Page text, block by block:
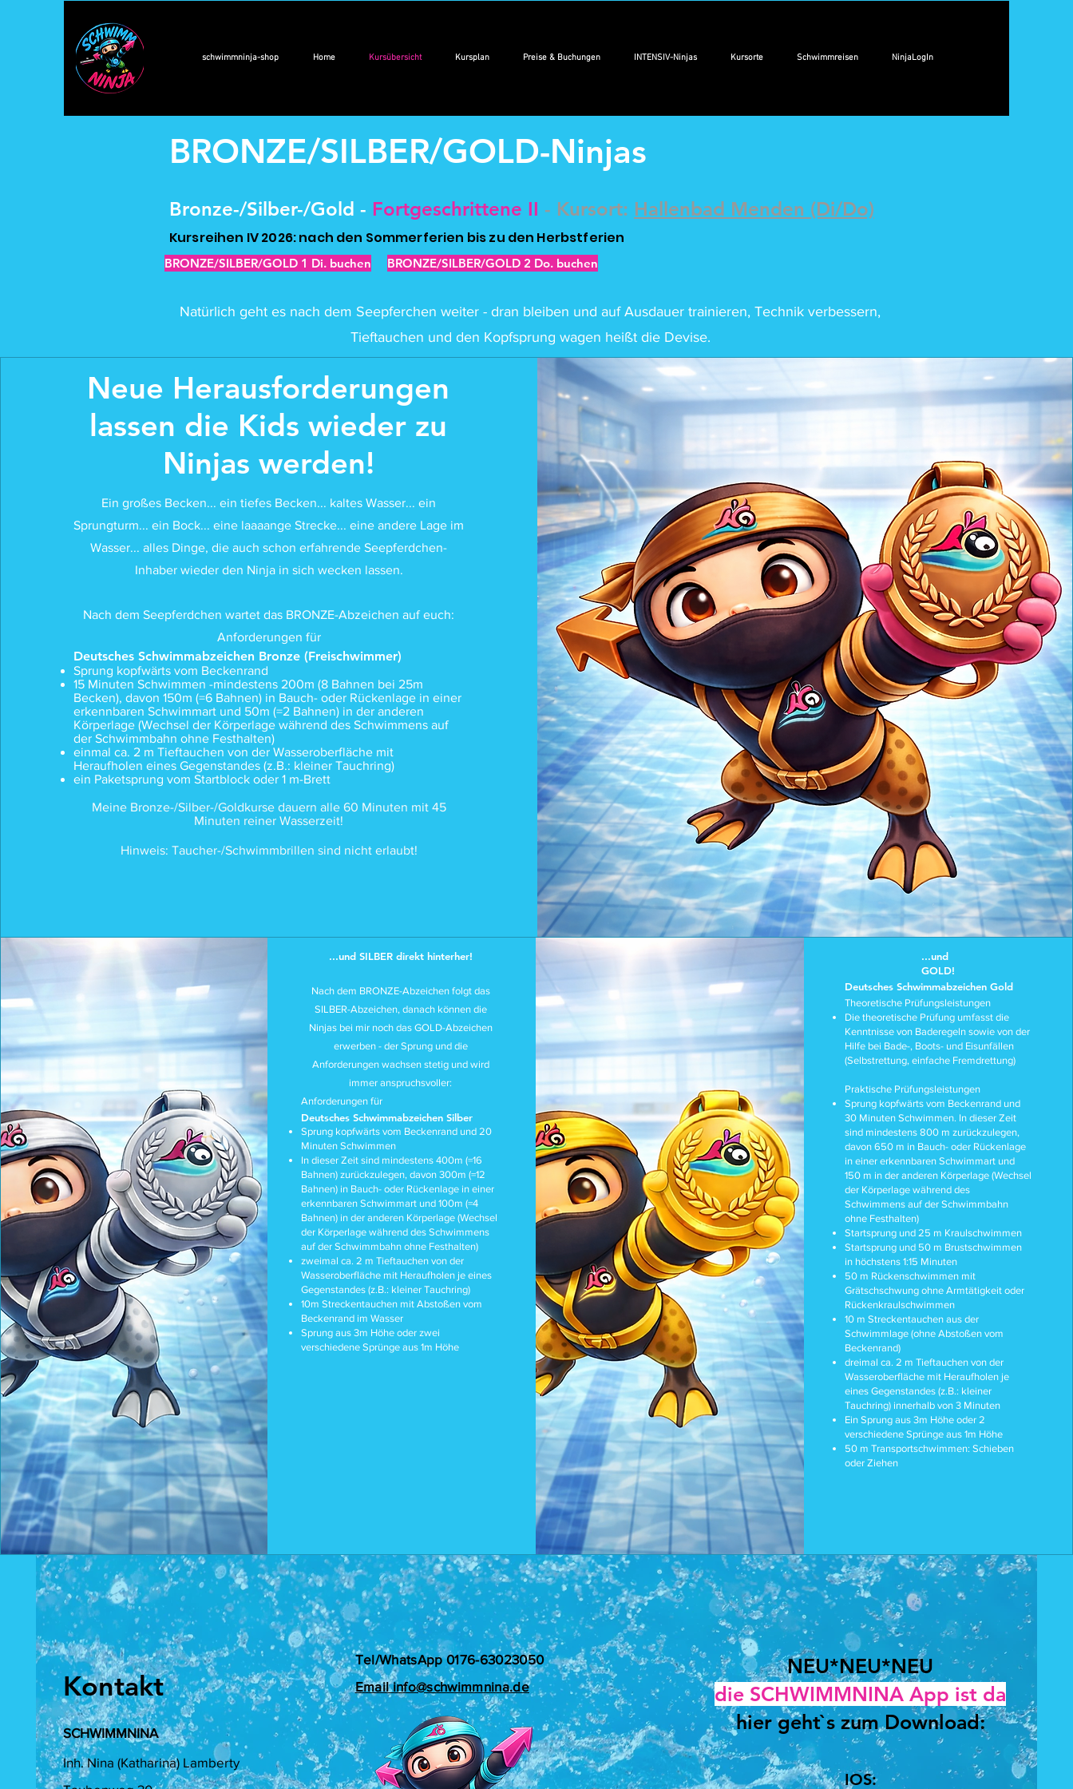
schwimmninja-shop Home Kursübersicht Kursplan Preise & Buchungen INTENSIV-Ninjas Kursorte Schwimmreisen NinjaLogIn
BRONZE/SILBER/GOLD-Ninjas
Bronze-/Silber-/Gold - Fortgeschrittene II - Kursort: Hallenbad Menden (Di/Do)
Kursreihen IV 2026: nach den Sommerferien bis zu den Herbstferien
BRONZE/SILBER/GOLD 1 Di. buchen BRONZE/SILBER/GOLD 2 Do. buchen
Natürlich geht es nach dem Seepferchen weiter - dran bleiben und auf Ausdauer trainieren, Technik verbessern,
Tieftauchen und den Kopfsprung wagen heißt die Devise.
Neue Herausforderungen
lassen die Kids wieder zu
Ninjas werden!
Ein großes Becken... ein tiefes Becken... kaltes Wasser... ein
Sprungturm... ein Bock... eine laaaange Strecke... eine andere Lage im
Wasser... alles Dinge, die auch schon erfahrende Seepferdchen-
Inhaber wieder den Ninja in sich wecken lassen.
Nach dem Seepferdchen wartet das BRONZE-Abzeichen auf euch:
Anforderungen für
Deutsches Schwimmabzeichen Bronze (Freischwimmer)
Sprung kopfwärts vom Beckenrand
15 Minuten Schwimmen -mindestens 200m (8 Bahnen bei 25m
Becken), davon 150m (=6 Bahnen) in Bauch- oder Rückenlage in einer
erkennbaren Schwimmart und 50m (=2 Bahnen) in der anderen
Körperlage (Wechsel der Körperlage während des Schwimmens auf
der Schwimmbahn ohne Festhalten)
einmal ca. 2 m Tieftauchen von der Wasseroberfläche mit
Heraufholen eines Gegenstandes (z.B.: kleiner Tauchring)
ein Paketsprung vom Startblock oder 1 m-Brett
Meine Bronze-/Silber-/Goldkurse dauern alle 60 Minuten mit 45
Minuten reiner Wasserzeit!
Hinweis: Taucher-/Schwimmbrillen sind nicht erlaubt!
...und SILBER direkt hinterher!
Nach dem BRONZE-Abzeichen folgt das
SILBER-Abzeichen, danach können die
Ninjas bei mir noch das GOLD-Abzeichen
erwerben - der Sprung und die
Anforderungen wachsen stetig und wird
immer anspruchsvoller:
Anforderungen für
Deutsches Schwimmabzeichen Silber
Sprung kopfwärts vom Beckenrand und 20
Minuten Schwimmen
In dieser Zeit sind mindestens 400m (=16
Bahnen) zurückzulegen, davon 300m (=12
Bahnen) in Bauch- oder Rückenlage in einer
erkennbaren Schwimmart und 100m (=4
Bahnen) in der anderen Körperlage (Wechsel
der Körperlage während des Schwimmens
auf der Schwimmbahn ohne Festhalten)
zweimal ca. 2 m Tieftauchen von der
Wasseroberfläche mit Heraufholen je eines
Gegenstandes (z.B.: kleiner Tauchring)
10m Streckentauchen mit Abstoßen vom
Beckenrand im Wasser
Sprung aus 3m Höhe oder zwei
verschiedene Sprünge aus 1m Höhe
...und
GOLD!
Deutsches Schwimmabzeichen Gold
Theoretische Prüfungsleistungen
Die theoretische Prüfung umfasst die
Kenntnisse von Baderegeln sowie von der
Hilfe bei Bade-, Boots- und Eisunfällen
(Selbstrettung, einfache Fremdrettung)
Praktische Prüfungsleistungen
Sprung kopfwärts vom Beckenrand und
30 Minuten Schwimmen. In dieser Zeit
sind mindestens 800 m zurückzulegen,
davon 650 m in Bauch- oder Rückenlage
in einer erkennbaren Schwimmart und
150 m in der anderen Körperlage (Wechsel
der Körperlage während des
Schwimmens auf der Schwimmbahn
ohne Festhalten)
Startsprung und 25 m Kraulschwimmen
Startsprung und 50 m Brustschwimmen
in höchstens 1:15 Minuten
50 m Rückenschwimmen mit
Grätschschwung ohne Armtätigkeit oder
Rückenkraulschwimmen
10 m Streckentauchen aus der
Schwimmlage (ohne Abstoßen vom
Beckenrand)
dreimal ca. 2 m Tieftauchen von der
Wasseroberfläche mit Heraufholen je
eines Gegenstandes (z.B.: kleiner
Tauchring) innerhalb von 3 Minuten
Ein Sprung aus 3m Höhe oder 2
verschiedene Sprünge aus 1m Höhe
50 m Transportschwimmen: Schieben
oder Ziehen
Kontakt
SCHWIMMNINA
Inh. Nina (Katharina) Lamberty
Tel/WhatsApp 0176-63023050
Email info@schwimmnina.de
NEU*NEU*NEU
die SCHWIMMNINA App ist da
hier geht`s zum Download:
IOS: